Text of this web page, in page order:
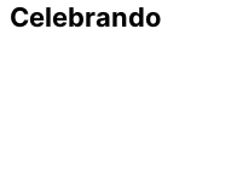
Celebrando